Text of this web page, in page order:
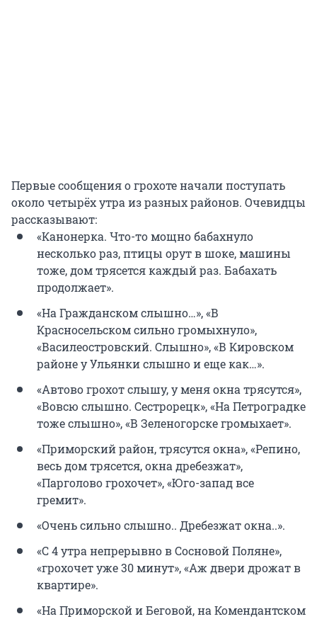
Первые сообщения о грохоте начали поступать
около четырёх утра из разных районов. Очевидцы
рассказывают:
«Канонерка. Что-то мощно бабахнуло
несколько раз, птицы орут в шоке, машины
тоже, дом трясется каждый раз. Бабахать
продолжает».
«На Гражданском слышно…», «В
Красносельском сильно громыхнуло»,
«Василеостровский. Слышно», «В Кировском
районе у Ульянки слышно и еще как…».
«Автово грохот слышу, у меня окна трясутся»,
«Вовсю слышно. Сестрорецк», «На Петроградке
тоже слышно», «В Зеленогорске громыхает».
«Приморский район, трясутся окна», «Репино,
весь дом трясется, окна дребезжат»,
«Парголово грохочет», «Юго-запад все
гремит».
«Очень сильно слышно.. Дребезжат окна..».
«С 4 утра непрерывно в Сосновой Поляне»,
«грохочет уже 30 минут», «Аж двери дрожат в
квартире».
«На Приморской и Беговой, на Комендантском